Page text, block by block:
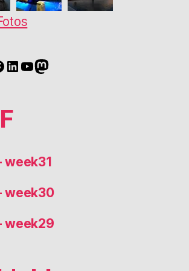
LinkedIn
YouTube
Mastodon
week31
week30
week29